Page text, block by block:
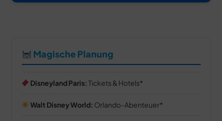
Magische Planung
Disneyland Paris:Tickets & Hotels
Walt Disney World: Orlando-Abenteuer